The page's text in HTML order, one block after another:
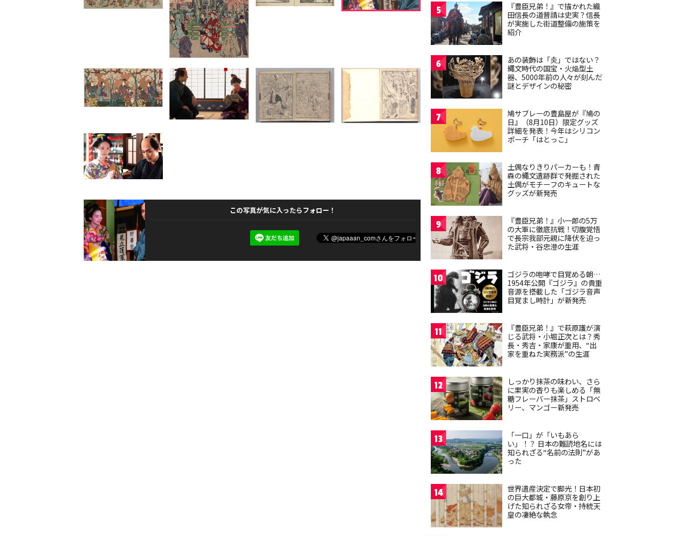
この写真が気に入ったらフォロー！
5
『豊臣兄弟！』で描かれた織
田信長の道普請は史実？信長
が実施した街道整備の施策を
紹介
6
あの装飾は「炎」ではない？
縄文時代の国宝・火焔型土
器、5000年前の人々が刻んだ
謎とデザインの秘密
7
鳩サブレーの豊島屋が『鳩の
日』（8月10日）限定グッズ
詳細を発表！今年はシリコン
ポーチ「はとっこ」
8
土偶なりきりパーカーも！青
森の縄文遺跡群で発掘された
土偶がモチーフのキュートな
グッズが新発売
9
『豊臣兄弟！』小一郎の5万
の大軍に徹底抗戦！切腹覚悟
で長宗我部元親に降伏を迫っ
た武将・谷忠澄の生涯
10
ゴジラの咆哮で目覚める朝…
1954年公開『ゴジラ』の貴重
音源を搭載した「ゴジラ音声
目覚まし時計」が新発売
11
『豊臣兄弟！』で萩原護が演
じる武将・小堀正次とは？秀
長・秀吉・家康が重用、“出
家を重ねた実務派”の生涯
12
しっかり抹茶の味わい、さら
に果実の香りも楽しめる「無
糖フレーバー抹茶」ストロベ
リー、マンゴー新発売
13
「一口」が「いもあら
い」！？ 日本の難読地名には
知られざる“名前の法則”があ
った
14
世界遺産決定で脚光！日本初
の巨大都城・藤原京を創り上
げた知られざる女帝・持統天
皇の凄絶な執念